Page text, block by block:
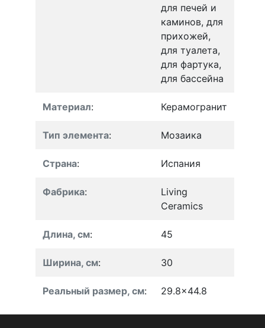
для печей и
каминов, для
прихожей,
для туалета,
для фартука,
для бассейна
Материал: Керамогранит
Тип элемента: Мозаика
Страна: Испания
Фабрика:
Living
Ceramics
Длина, см: 45
Ширина, см: 30
Реальный размер, см: 29.8x44.8